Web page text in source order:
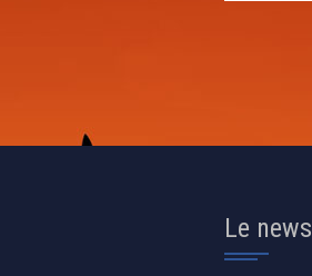
Le news